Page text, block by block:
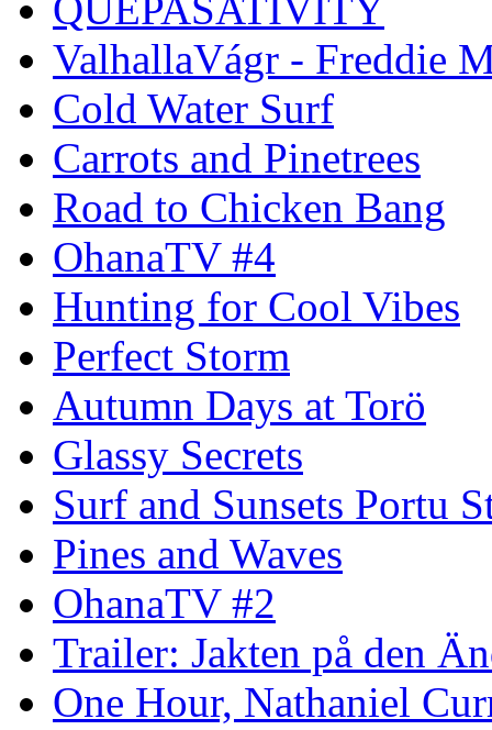
ValhallaVágr - Freddie
Cold Water Surf
Carrots and Pinetrees
Road to Chicken Bang
OhanaTV #4
Hunting for Cool Vibes
Perfect Storm
Autumn Days at Torö
Glassy Secrets
Surf and Sunsets Portu
Pines and Waves
OhanaTV #2
Trailer: Jakten på den
One Hour, Nathaniel